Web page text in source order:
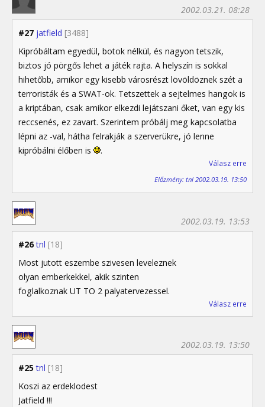
#27 jatfield [3488]
2002.03.21. 08:28
Kipróbáltam egyedül, botok nélkül, és nagyon tetszik,
biztos jó pörgős lehet a játék rajta. A helyszín is sokkal
hihetőbb, amikor egy kisebb városrészt lövöldöznek szét a
terroristák és a SWAT-ok. Tetszettek a sejtelmes hangok is
a kriptában, csak amikor elkezdi lejátszani őket, van egy kis
reccsenés, ez zavart. Szerintem próbálj meg kapcsolatba
lépni az -val, hátha felrakják a szerverükre, jó lenne
kipróbálni élőben is
.
Válasz erre
Előzmény: tnl 2002.03.19. 13:50
#26 tnl [18]
2002.03.19. 13:53
Most jutott eszembe szivesen leveleznek
olyan emberkekkel, akik szinten
foglalkoznak UT TO 2 palyatervezessel.
Válasz erre
#25 tnl [18]
2002.03.19. 13:50
Koszi az erdeklodest
Jatfield !!!